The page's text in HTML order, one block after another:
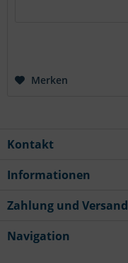
Merken
Kontakt
Informationen
Zahlung und Versand
Navigation